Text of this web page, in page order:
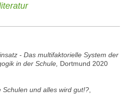
- Das multifaktorielle System der
in der Schule, Dortmund 2020
Schulen und alles wird gut!?